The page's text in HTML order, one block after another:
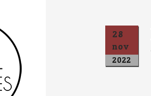
28
nov
2022